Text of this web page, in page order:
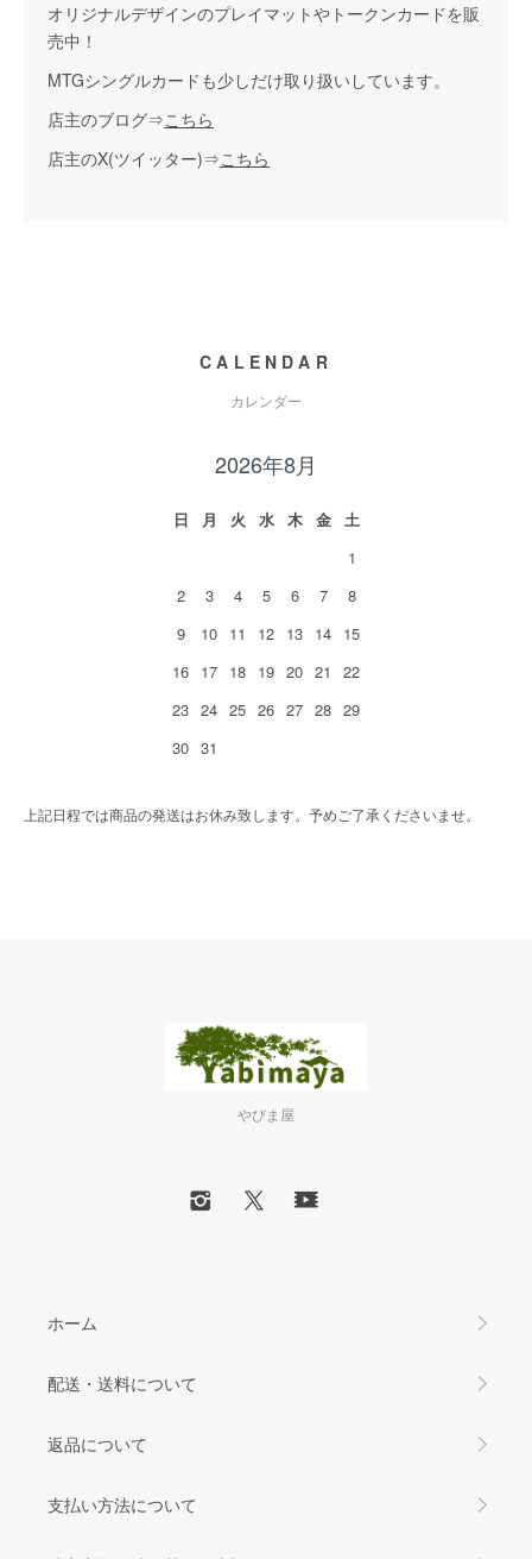
オリジナルデザインのプレイマットやトークンカードを販
売中！
MTGシングルカードも少しだけ取り扱いしています。
店主のブログ⇒こちら
店主のX(ツイッター)⇒こちら
CALENDAR
カレンダー
2026年8月
日 月 火 水 木 金
土
1
2
3 4 5 6 7
8
9
10 11 12 13 14 15
16 17 18 19 20 21
22
23 24 25 26 27 28 29
30 31
上記日程では商品の発送はお休み致します。予めご了承くださいませ。
やびま屋
ホーム
配送・送料について
返品について
支払い方法について